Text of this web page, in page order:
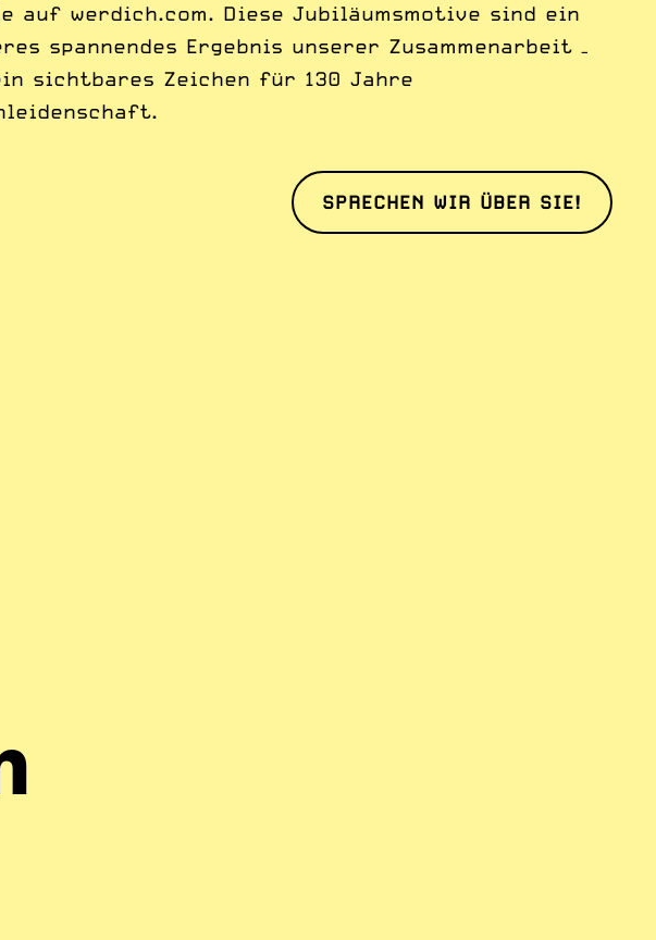
auf werdich.com. Diese Jubiläumsmotive sind ein
spannendes Ergebnis unserer Zusammenarbeit –
sichtbares Zeichen für 130 Jahre
SPRECHEN WIR ÜBER SIE!